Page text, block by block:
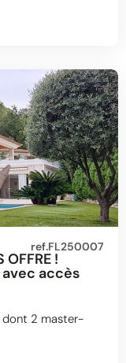
ref.FL250007
OFFRE !
accès
dont 2 master-